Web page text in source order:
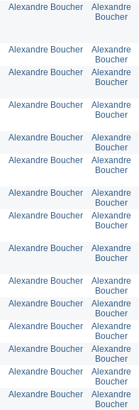
Alexandre Boucher
Alexandre
Boucher
Alexandre Boucher
Alexandre
Boucher
Alexandre Boucher
Alexandre
Boucher
Alexandre Boucher
Alexandre
Boucher
Alexandre Boucher
Alexandre
Boucher
Alexandre Boucher
Alexandre
Boucher
Alexandre Boucher
Alexandre
Boucher
Alexandre Boucher
Alexandre
Boucher
Alexandre Boucher
Alexandre
Boucher
Alexandre Boucher
Alexandre
Boucher
Alexandre Boucher
Alexandre
Boucher
Alexandre Boucher
Alexandre
Boucher
Alexandre Boucher
Alexandre
Boucher
Alexandre Boucher
Alexandre
Boucher
Alexandre Boucher
Alexandre
Boucher